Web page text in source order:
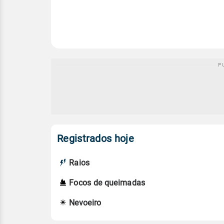
Registrados hoje
Raios
Focos de queimadas
Nevoeiro